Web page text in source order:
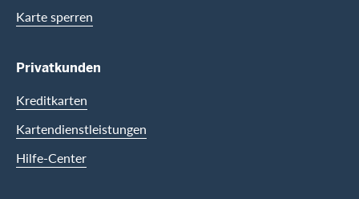
Karte sperren
Privatkunden
Kreditkarten
Kartendienstleistungen
Hilfe-Center